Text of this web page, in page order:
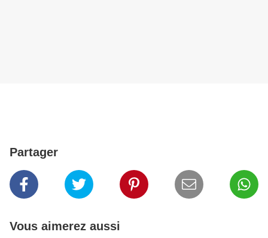
Partager
Vous aimerez aussi